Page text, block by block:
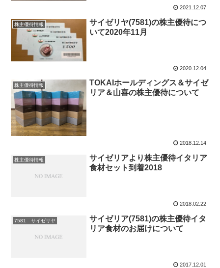
2021.12.07
株主優待情報
サイゼリヤ(7581)の株主優待につ
いて2020年11月
2020.12.04
株主優待情報
TOKAIホールディングス＆サイゼ
リア＆山喜の株主優待について
2018.12.14
株主優待情報
サイゼリアより株主優待イタリア
食材セット到着2018
2018.02.22
7581 サイゼリヤ
サイゼリア(7581)の株主優待イタ
リア食材のお届けについて
2017.12.01